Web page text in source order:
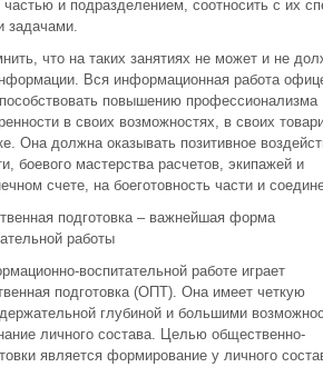
и подразделением, соотносить с их
задачами.
что на таких занятиях не может и не
Вся информа­ционная работа
повышению профессионализма
в своих возможностях, в своих
Она должна оказывать позитивное
боевого мастерства расчетов, эки­пажей и
счете, на боеготовность части и
подготовка – важнейшая форма
работы
воспитательной работе играет
подготовка (ОПТ). Она имеет четкую
глубиной и большими
личного состава. Целью общественно-
является формирование у личного